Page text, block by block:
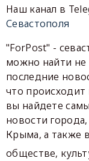
Наш канал в
Севастополя
"ForPost" -
можно найти не
последние
что
вы найдете
новости
Крыма, а также
обществе,